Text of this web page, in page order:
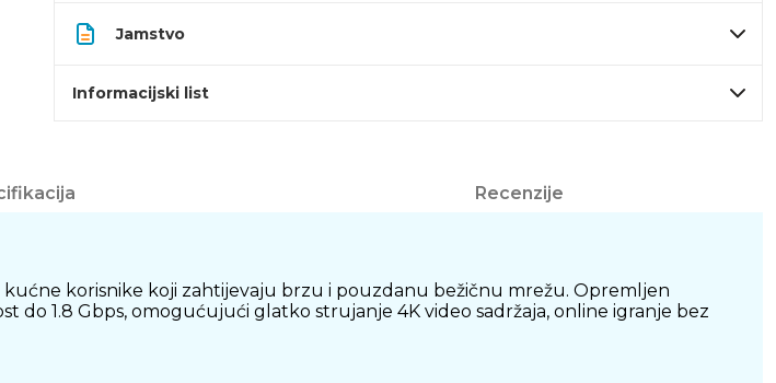
Jamstvo
Informacijski list
Recenzije
kućne korisnike koji zahtijevaju brzu i pouzdanu bežičnu mrežu. Opremljen
1.8 Gbps, omogućujući glatko strujanje 4K video sadržaja, online igranje bez